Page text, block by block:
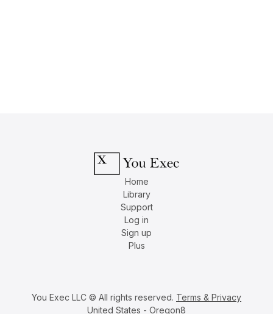
Home
Library
Support
Log in
Sign up
Plus
You Exec LLC © All rights reserved. Terms & Privacy
United States - Oregon8